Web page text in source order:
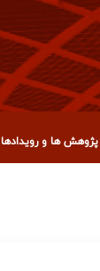
پژوهش ها و رویدادها